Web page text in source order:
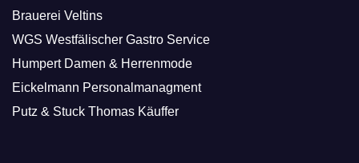
Brauerei Veltins
WGS Westfälischer Gastro Service
Humpert Damen & Herrenmode
Eickelmann Personalmanagment
Putz & Stuck Thomas Käuffer